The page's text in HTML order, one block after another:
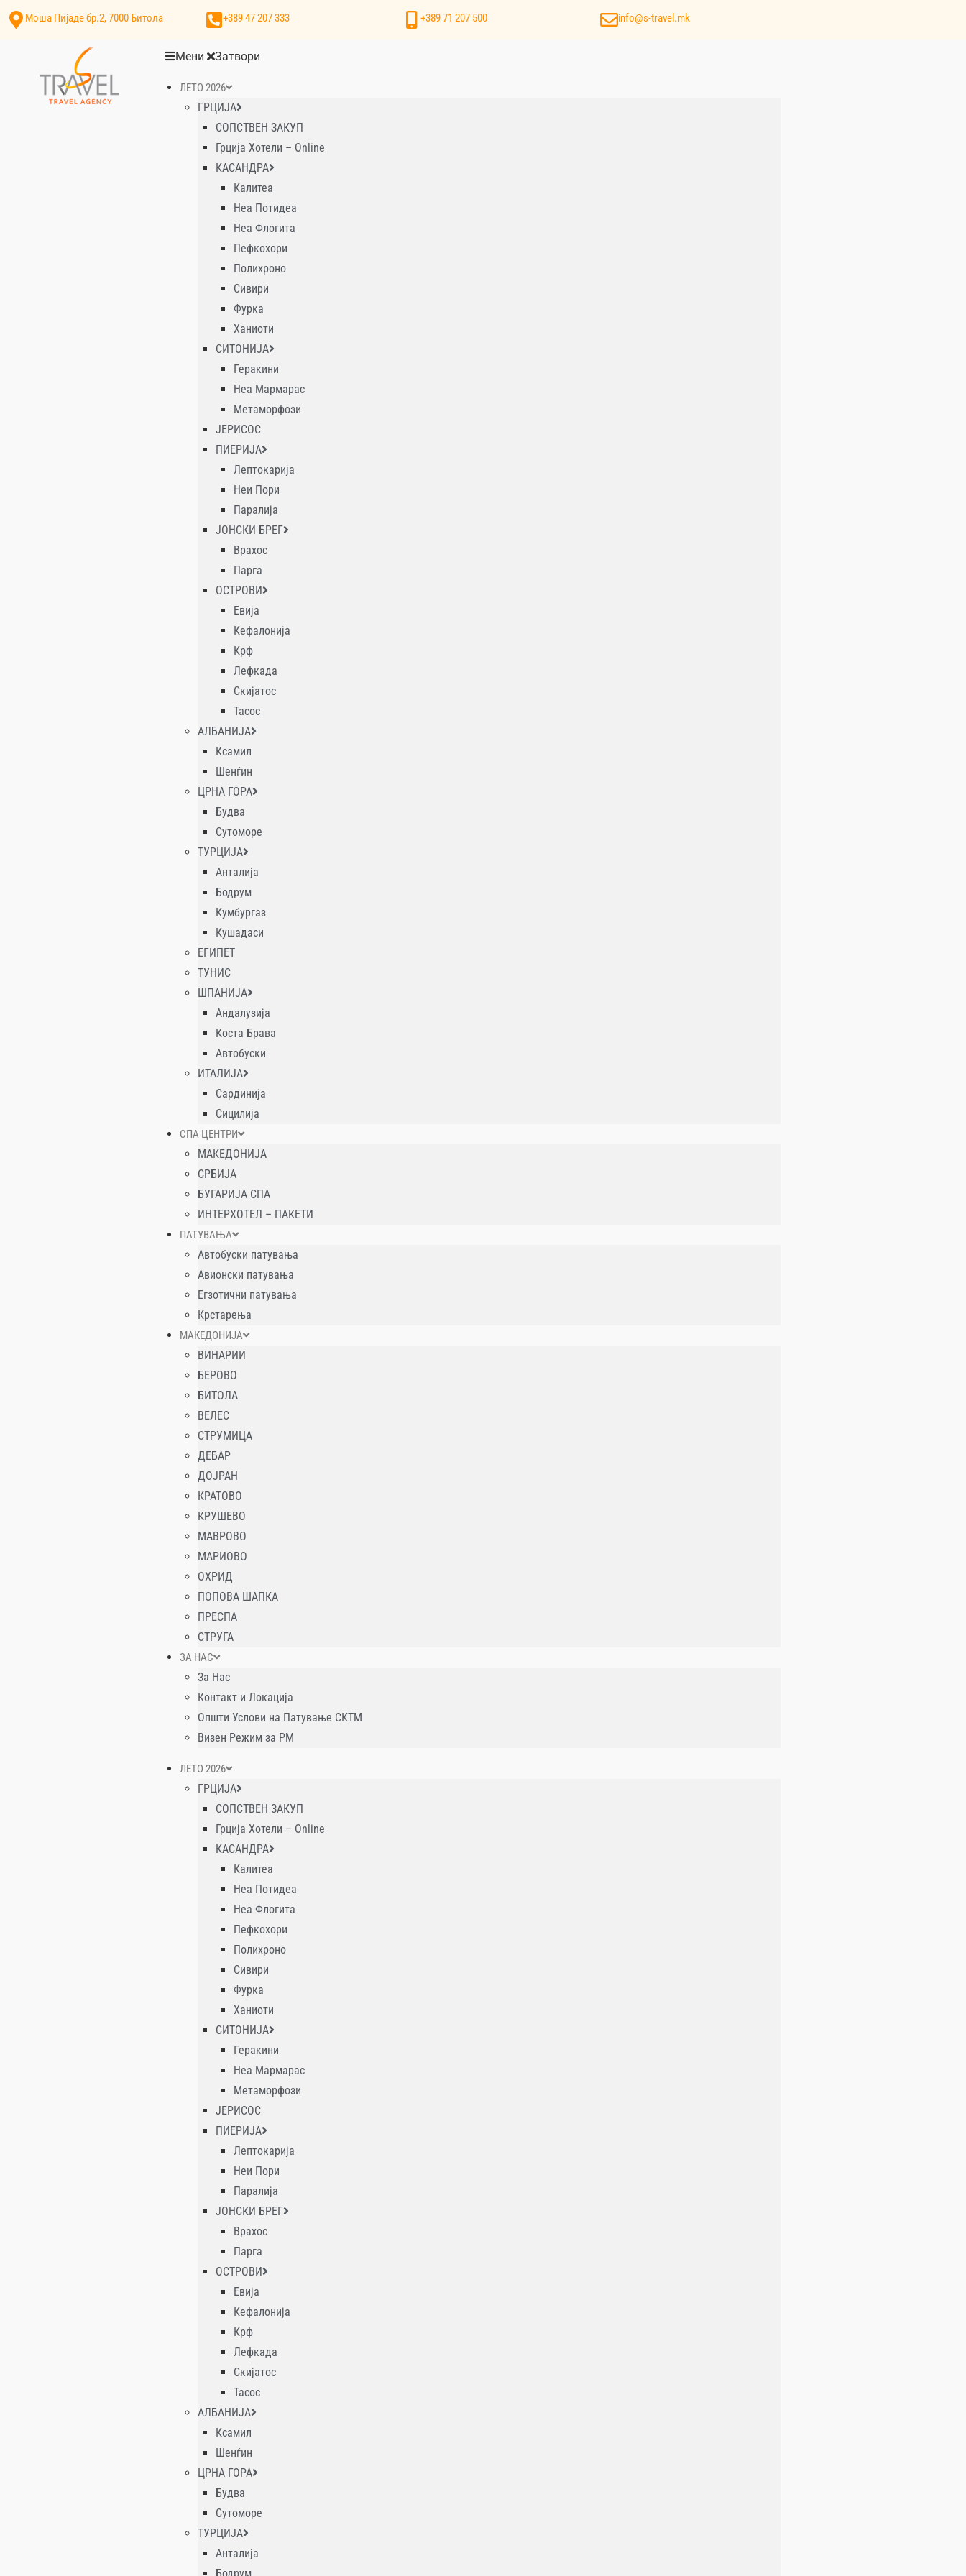
Моша Пијаде бр.2, 7000 Битола +389 47 207 333 +389 71 207 500 info@s-travel.mk
Мени Затвори
ЛЕТО 2026
ГРЦИЈА
СОПСТВЕН ЗАКУП
Грција Хотели – Online
КАСАНДРА
Калитеа
Неа Потидеа
Неа Флогита
Пефкохори
Полихроно
Сивири
Фурка
Ханиоти
СИТОНИЈА
Геракини
Неа Мармарас
Метаморфози
ЈЕРИСОС
ПИЕРИЈА
Лептокарија
Неи Пори
Паралија
ЈОНСКИ БРЕГ
Врахос
Парга
ОСТРОВИ
Евија
Кефалонија
Крф
Лефкада
Скијатос
Тасос
АЛБАНИЈА
Ксамил
Шенѓин
ЦРНА ГОРА
Будва
Сутоморе
ТУРЦИЈА
Анталија
Бодрум
Кумбургаз
Кушадаси
ЕГИПЕТ
ТУНИС
ШПАНИЈА
Андалузија
Коста Брава
Автобуски
ИТАЛИЈА
Сардинија
Сицилија
СПА ЦЕНТРИ
МАКЕДОНИЈА
СРБИЈА
БУГАРИЈА СПА
ИНТЕРХОТЕЛ – ПАКЕТИ
ПАТУВАЊА
Автобуски патувања
Авионски патувања
Егзотични патувања
Крстарења
МАКЕДОНИЈА
ВИНАРИИ
БЕРОВО
БИТОЛА
ВЕЛЕС
СТРУМИЦА
ДЕБАР
ДОЈРАН
КРАТОВО
КРУШЕВО
МАВРОВО
МАРИОВО
ОХРИД
ПОПОВА ШАПКА
ПРЕСПА
СТРУГА
ЗА НАС
За Нас
Контакт и Локација
Општи Услови на Патување СКТМ
Визен Режим за РМ
ЛЕТО 2026
ГРЦИЈА
СОПСТВЕН ЗАКУП
Грција Хотели – Online
КАСАНДРА
Калитеа
Неа Потидеа
Неа Флогита
Пефкохори
Полихроно
Сивири
Фурка
Ханиоти
СИТОНИЈА
Геракини
Неа Мармарас
Метаморфози
ЈЕРИСОС
ПИЕРИЈА
Лептокарија
Неи Пори
Паралија
ЈОНСКИ БРЕГ
Врахос
Парга
ОСТРОВИ
Евија
Кефалонија
Крф
Лефкада
Скијатос
Тасос
АЛБАНИЈА
Ксамил
Шенѓин
ЦРНА ГОРА
Будва
Сутоморе
ТУРЦИЈА
Анталија